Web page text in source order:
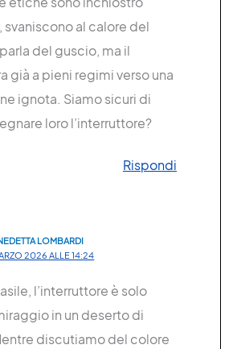
al calore del
del guscio, ma il
già a pieni regimi verso una
ignota. Siamo sicuri di
loro l’interruttore?
Rispondi
LOMBARDI
2026 ALLE 14:24
l’interruttore è solo
in un deserto di
discutiamo del colore